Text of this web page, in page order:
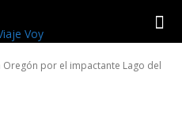
por el impactante Lago del